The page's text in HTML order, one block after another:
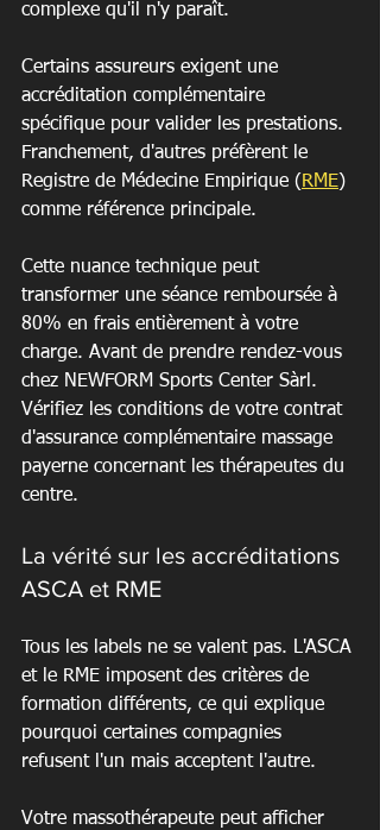
complexe qu'il n'y paraît.
Certains assureurs exigent une
accréditation complémentaire
spécifique pour valider les prestations.
Franchement, d'autres préfèrent le
Registre de Médecine Empirique ( RME)
comme référence principale.
Cette nuance technique peut
transformer une séance remboursée à
80% en frais entièrement à votre
charge. Avant de prendre rendez-vous
chez NEWFORM Sports Center Sàrl.
Vérifiez les conditions de votre contrat
d'assurance complémentaire massage
payerne concernant les thérapeutes du
centre.
La vérité sur les accréditations
ASCA et RME
Tous les labels ne se valent pas. L'ASCA
et le RME imposent des critères de
formation différents, ce qui explique
pourquoi certaines compagnies
refusent l'un mais acceptent l'autre.
Votre massothérapeute peut afficher